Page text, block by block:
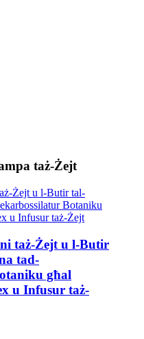
taż-Żejt
taż-Żejt u l-Butir
tad-
għal
u Infusur taż-